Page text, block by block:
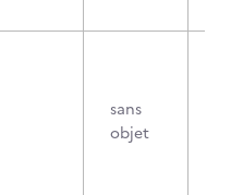
sans
objet